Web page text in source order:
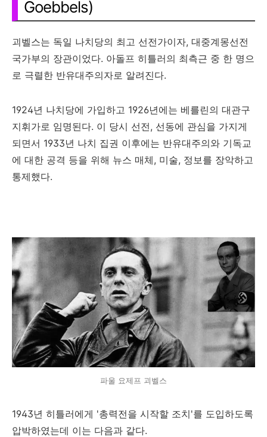
Goebbels)
괴벨스는 독일 나치당의 최고 선전가이자, 대중계몽선전
국가부의 장관이었다. 아돌프 히틀러의 최측근 중 한 명으
로 극렬한 반유대주의자로 알려진다.
1924년 나치당에 가입하고 1926년에는 베를린의 대관구
지휘가로 임명된다. 이 당시 선전, 선동에 관심을 가지게
되면서 1933년 나치 집권 이후에는 반유대주의와 기독교
에 대한 공격 등을 위해 뉴스 매체, 미술, 정보를 장악하고
통제했다.
파울 요제프 괴벨스
1943년 히틀러에게 '총력전을 시작할 조치'를 도입하도록
압박하였는데 이는 다음과 같다.